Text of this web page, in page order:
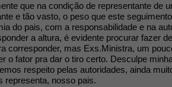
que na condição de representante de
e tão vasto, o peso que este
do pais, com a responsabilidade e na
a altura, é evidente procurar fazer
corresponder, mas Exs.Ministra, um
o fator pra dar o tiro certo. Desculpe
respeito pelas autoridades, ainda
representa, nosso pais.